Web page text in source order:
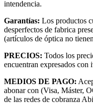
intendencia.
Garantías: Los productos
desperfectos de fabrica
(artículos de óptica no
PRECIOS: Todos los
encuentran expresados con
MEDIOS DE PAGO:
abonar con (Visa, Máster,
de las redes de cobranza